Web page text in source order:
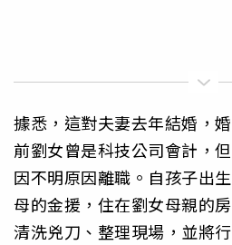
據悉，這對夫妻去年結婚，
前劉女曾是科技公司會計，
因不明原因離職。自孩子出
母的金援，住在劉女母親的
清洗兇刀、整理現場，並將